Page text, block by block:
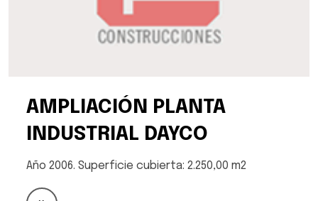
AMPLIACIÓN PLANTA
INDUSTRIAL DAYCO
Año 2006. Superficie cubierta: 2.250,00 m2